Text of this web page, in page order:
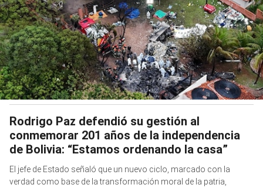
Rodrigo Paz defendió su gestión al
conmemorar 201 años de la independencia
de Bolivia: “Estamos ordenando la casa”
El jefe de Estado señaló que un nuevo ciclo, marcado con la
verdad como base de la transformación moral de la patria,